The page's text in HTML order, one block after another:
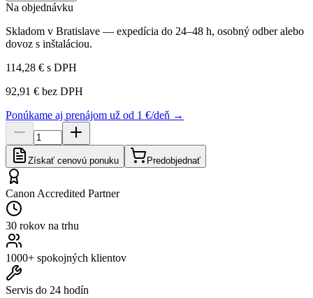
Na objednávku
Skladom v Bratislave — expedícia do 24–48 h, osobný odber alebo
dovoz s inštaláciou.
114,28 € s DPH
92,91 € bez DPH
Ponúkame aj prenájom už od 1 €/deň →
Získať cenovú ponuku Predobjednať
Canon Accredited Partner
30 rokov na trhu
1000+ spokojných klientov
Servis do 24 hodín